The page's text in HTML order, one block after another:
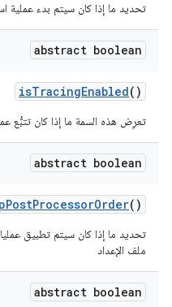
تحديد ما إذا كان سيتم بدء عملية
abstract boolean
isTracingEnabled()
تعرِض هذه السمة ما إذا كان تتبُّع
abstract boolean
PostProcessorOrder()
تحديد ما إذا كان سيتم تطبيق
ملف الإعداد
abstract boolean